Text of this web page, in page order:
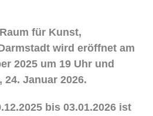
für Kunst,
wird eröffnet am
2025 um 19 Uhr und
Januar 2026.
bis 03.01.2026 ist